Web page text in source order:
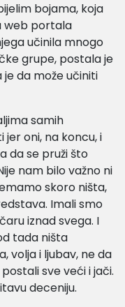
bojama, koja
web portala
učinila mnogo
grupe, postala je
da može učiniti
samih
oni, na koncu, i
da se pruži što
nam bilo važno ni
skoro ništa,
Imali smo
iznad svega. I
tada ništa
volja i ljubav, ne da
sve veći i jači.
deceniju.